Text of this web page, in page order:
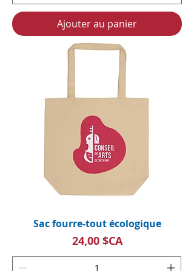
Ajouter au panier
Sac fourre-tout écologique
Prix
24,00 $CA